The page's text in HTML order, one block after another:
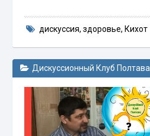
дискуссия, здоровье, Кихот
Дискуссионный Клуб Полтава